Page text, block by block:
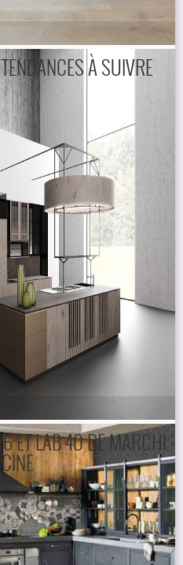
À SUIVRE
ET LAB 40 DE MARCHI